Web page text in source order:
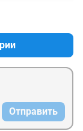
Отправить